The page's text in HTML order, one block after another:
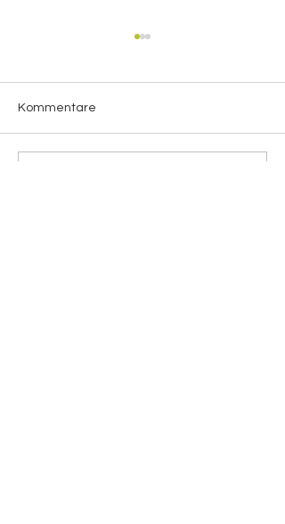
Kiwi Marmelade
Kommentare